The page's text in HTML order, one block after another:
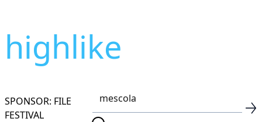
highlike
SPONSOR: FILE
FESTIVAL